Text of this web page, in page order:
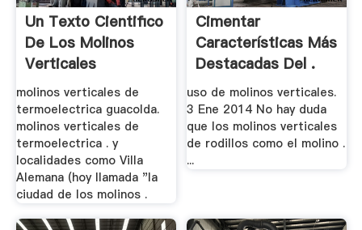
Un Texto Cientifico
De Los Molinos
Verticales
molinos verticales de
termoelectrica guacolda.
molinos verticales de
termoelectrica . y
localidades como Villa
Alemana (hoy llamada "la
ciudad de los molinos .
Cimentar
Características Más
Destacadas Del .
uso de molinos verticales.
3 Ene 2014 No hay duda
que los molinos verticales
de rodillos como el molino .
...